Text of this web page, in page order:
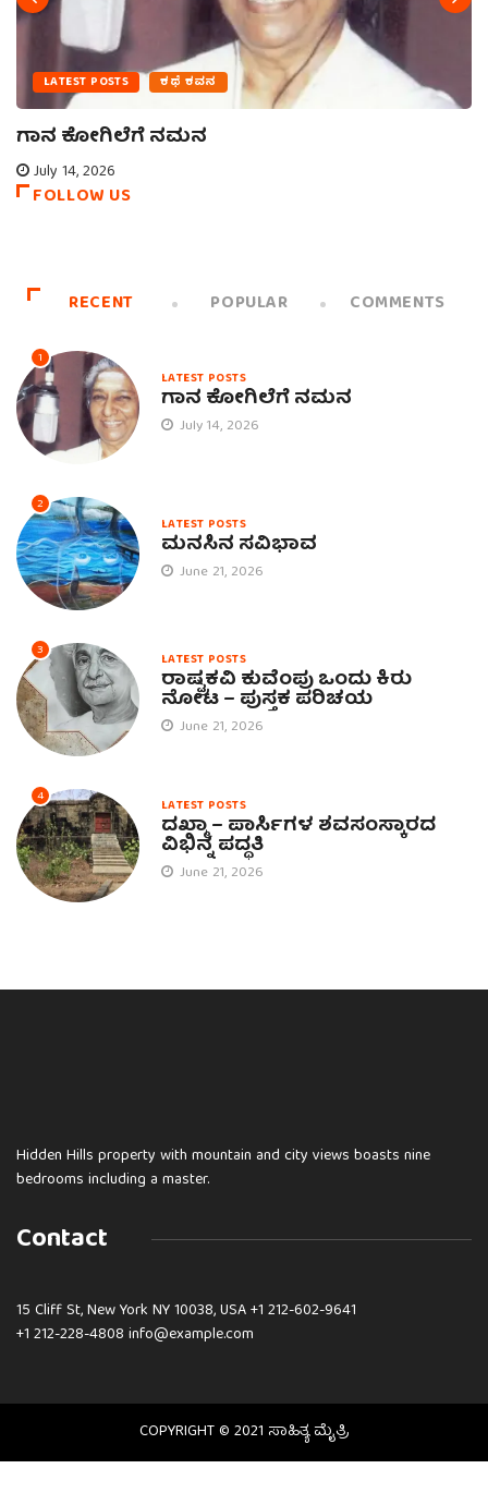
LATEST POSTS ಕಥೆ ಕವನ
ಗಾನ ಕೋಗಿಲೆಗೆ ನಮನ
July 14, 2026
FOLLOW US
RECENT POPULAR COMMENTS
1
LATEST POSTS
ಗಾನ ಕೋಗಿಲೆಗೆ ನಮನ
July 14, 2026
2
LATEST POSTS
ಮನಸಿನ ಸವಿಭಾವ
June 21, 2026
3 LATEST POSTS
ರಾಷ್ಟ್ರಕವಿ ಕುವೆಂಪು ಒಂದು ಕಿರು
ನೋಟ – ಪುಸ್ತಕ ಪರಿಚಯ
June 21, 2026
4 LATEST POSTS
ದಖ್ಮಾ – ಪಾರ್ಸಿಗಳ ಶವಸಂಸ್ಕಾರದ
ವಿಭಿನ್ನ ಪದ್ಧತಿ
June 21, 2026
Hidden Hills property with mountain and city views boasts nine
bedrooms including a master.
Contact
15 Cliff St, New York NY 10038, USA+1 212-602-9641
+1 212-228-4808 info@example.com
COPYRIGHT © 2021 ಸಾಹಿತ್ಯ ಮೈತ್ರಿ